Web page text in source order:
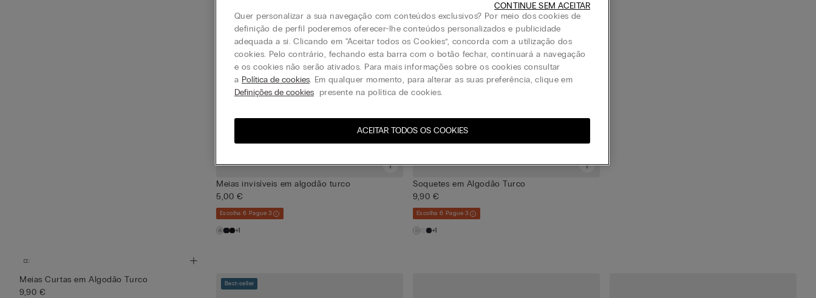
Meias invisíveis em algodão turco
5,00 €
Escolha 6 Pague 3
+1
Soquetes em Algodão Turco
9,90 €
Escolha 6 Pague 3
+1
Meias Curtas em Algodão Turco
9,90 €
Best-seller
Quer personalizar a sua navegação com conteúdos exclusivos? Por meio dos cookies de
definição de perfil poderemos oferecer-lhe conteúdos personalizados e publicidade
adequada a si. Clicando em “Aceitar todos os Cookies”, concorda com a utilização dos
cookies. Pelo contrário, fechando esta barra com o botão fechar, continuará a navegação
e os cookies não serão ativados. Para mais informações sobre os cookies consultar
a Política de cookies. Em qualquer momento, para alterar as suas preferência, clique em
Definições de cookies presente na política de cookies.
ACEITAR TODOS OS COOKIES
CONTINUE SEM ACEITAR